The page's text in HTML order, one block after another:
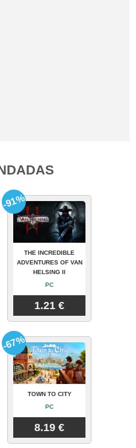
THE INCREDIBLE
ADVENTURES OF VAN
HELSING II
PC
1.21 €
-91%
TOWN TO CITY
PC
8.19 €
-67%